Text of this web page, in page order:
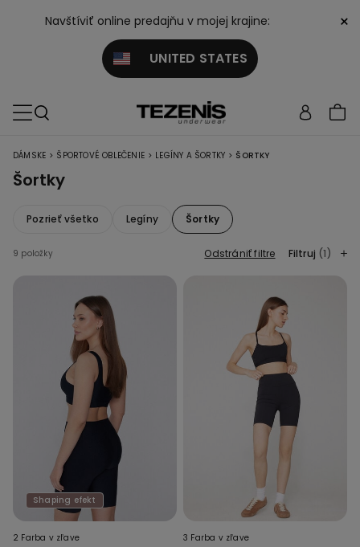
Navštíviť online predajňu v mojej krajine:
UNITED STATES
×
DÁMSKE > ŠPORTOVÉ OBLEČENIE > LEGÍNY A ŠORTKY > ŠORTKY
Šortky
Pozrieť všetko Legíny Šortky
9 položky Odstrániť filtre Filtruj (1)
Shaping efekt
2 Farba v zľave 3 Farba v zľave